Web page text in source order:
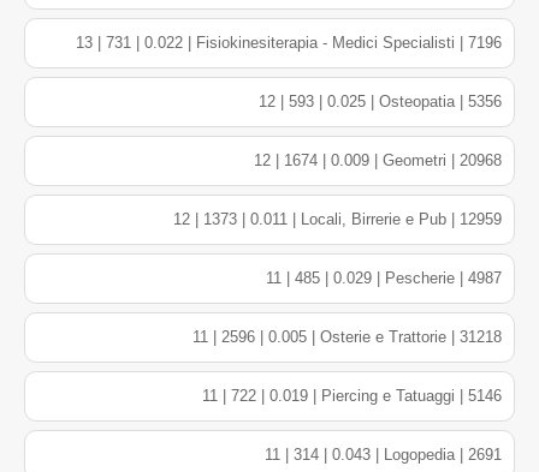
13 | 731 | 0.022 | Fisiokinesiterapia - Medici Specialisti | 7196
12 | 593 | 0.025 | Osteopatia | 5356
12 | 1674 | 0.009 | Geometri | 20968
12 | 1373 | 0.011 | Locali, Birrerie e Pub | 12959
11 | 485 | 0.029 | Pescherie | 4987
11 | 2596 | 0.005 | Osterie e Trattorie | 31218
11 | 722 | 0.019 | Piercing e Tatuaggi | 5146
11 | 314 | 0.043 | Logopedia | 2691